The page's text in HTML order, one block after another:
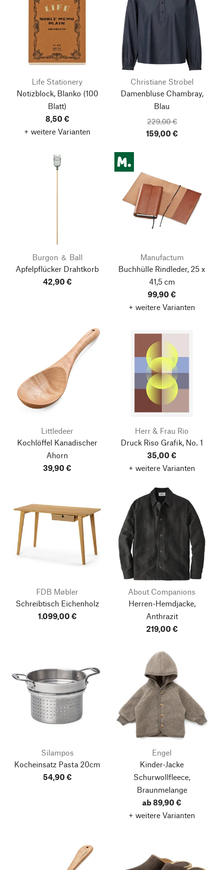
Life Stationery
Notizblock, Blanko (100
Blatt)
8,50 €
+ weitere Varianten
Christiane Strobel
Damenbluse Chambray,
Blau
229,00 €
159,00 €
Burgon ＆ Ball
Apfelpflücker Drahtkorb
42,90 €
Manufactum
Buchhülle Rindleder, 25 x
41,5 cm
99,90 €
+ weitere Varianten
Littledeer
Kochlöffel Kanadischer
Ahorn
39,90 €
Herr & Frau Rio
Druck Riso Grafik, No. 1
35,00 €
+ weitere Varianten
FDB Møbler
Schreibtisch Eichenholz
1.099,00 €
About Companions
Herren-Hemdjacke,
Anthrazit
219,00 €
Silampos
Kocheinsatz Pasta 20cm
54,90 €
Engel
Kinder-Jacke
Schurwollfleece,
Braunmelange
ab 89,90 €
+ weitere Varianten